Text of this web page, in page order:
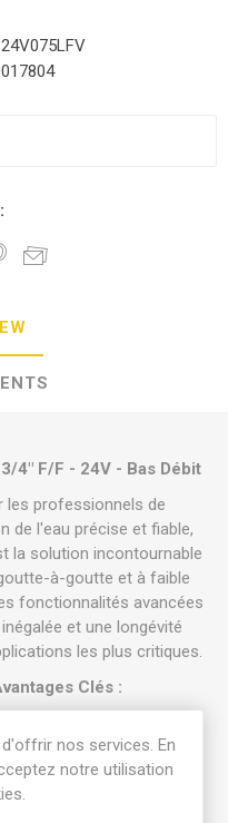
4" F/F - 24V - Bas Débit
les professionnels de
de l'eau précise et fiable,
la solution incontournable
à-goutte et à faible
fonctionnalités avancées
et une longévité
les plus critiques.
Clés :
les très faibles
goutte-à-goutte,
stable et efficace.
nos services. En
notre utilisation